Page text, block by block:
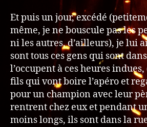
Et puis un jour, excédé
même, je ne bouscule pas les
ni les autres, d’ailleurs), je lui
sont tous ces gens qui sont
l’occupent à ces heures indues,
fils qui vont boire l’apéro et
pour un champion avec leur
rentrent chez eux et pendant
moins longs, ils sont dans la